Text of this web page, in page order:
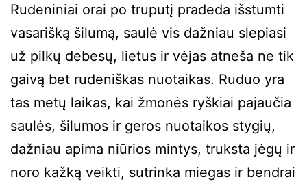
Rudeniniai orai po truputį pradeda išstumti
vasarišką šilumą, saulė vis dažniau slepiasi
už pilkų debesų, lietus ir vėjas atneša ne tik
gaivą bet rudeniškas nuotaikas. Ruduo yra
tas metų laikas, kai žmonės ryškiai pajaučia
saulės, šilumos ir geros nuotaikos stygių,
dažniau apima niūrios mintys, truksta jėgų ir
noro kažką veikti, sutrinka miegas ir bendrai